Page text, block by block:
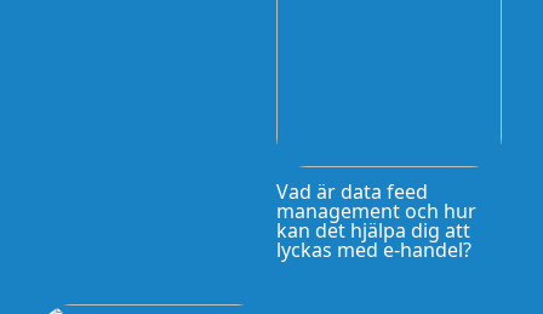
Vad är data feed
management och hur
kan det hjälpa dig att
lyckas med e-handel?